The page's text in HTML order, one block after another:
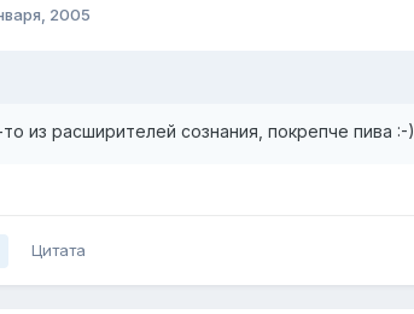
2005
из расширителей сознания, покрепче пива :-)
Цитата